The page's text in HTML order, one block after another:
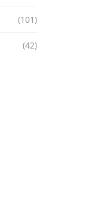
(101)
(42)